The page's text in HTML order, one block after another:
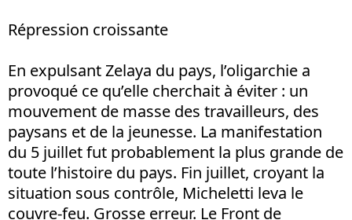
Répression croissante
En expulsant Zelaya du pays, l’oligarchie a
provoqué ce qu’elle cherchait à éviter : un
mouvement de masse des travailleurs, des
paysans et de la jeunesse. La manifestation
du 5 juillet fut probablement la plus grande de
toute l’histoire du pays. Fin juillet, croyant la
situation sous contrôle, Micheletti leva le
couvre-feu. Grosse erreur. Le Front de